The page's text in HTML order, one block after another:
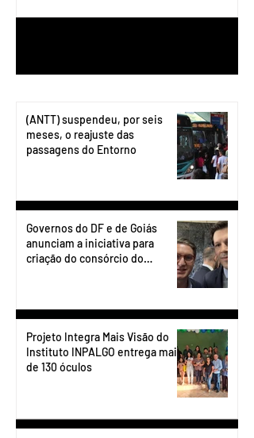
(ANTT) suspendeu, por seis
meses, o reajuste das
passagens do Entorno
Governos do DF e de Goiás
anunciam a iniciativa para
criação do consórcio do
Projeto Integra Mais Visão do
Instituto INPALGO entrega mais
de 130 óculos